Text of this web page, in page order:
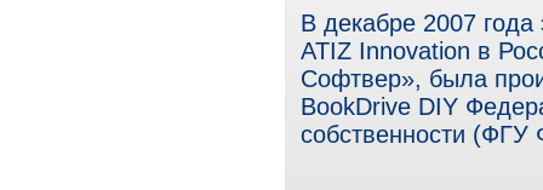
В декабре 2007
ATIZ Innovation в
Софтвер», была
BookDrive DIY
собственности